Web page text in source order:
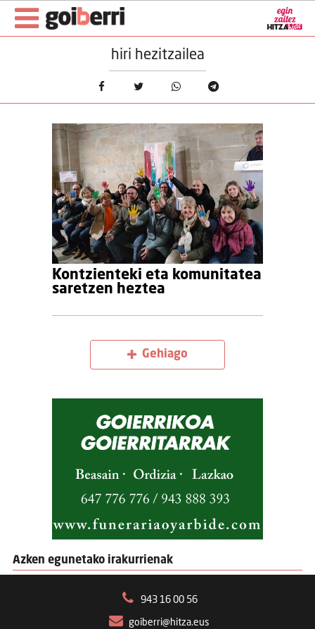
hiri hezitzailea
Kontzienteki eta komunitatea
saretzen heztea
Gehiago
Azken egunetako irakurrienak
943 16 00 56
goiberri@hitza.eus